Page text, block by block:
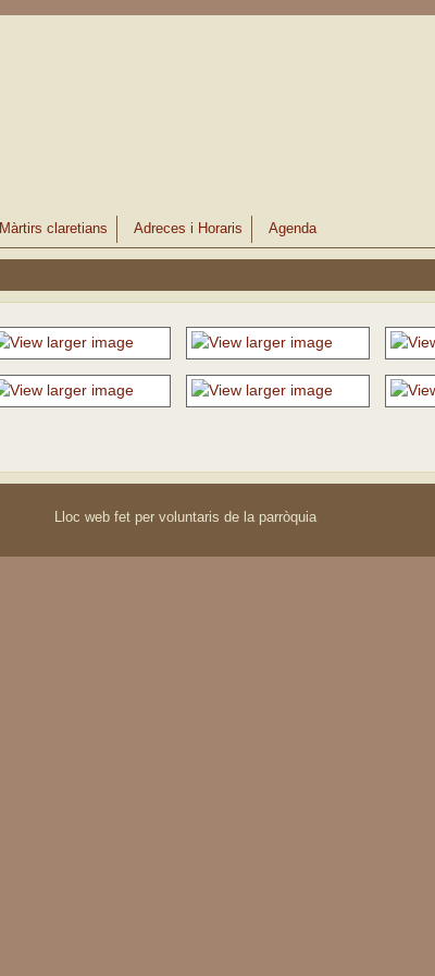
Màrtirs claretians Adreces i Horaris Agenda
Lloc web fet per voluntaris de la parròquia